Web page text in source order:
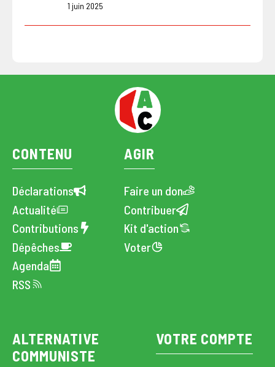
1 juin 2025
CONTENU
Déclarations
Actualité
Contributions
Dépêches
Agenda
RSS
AGIR
Faire un don
Contribuer
Kit d'action
Voter
ALTERNATIVE
COMMUNISTE
VOTRE COMPTE